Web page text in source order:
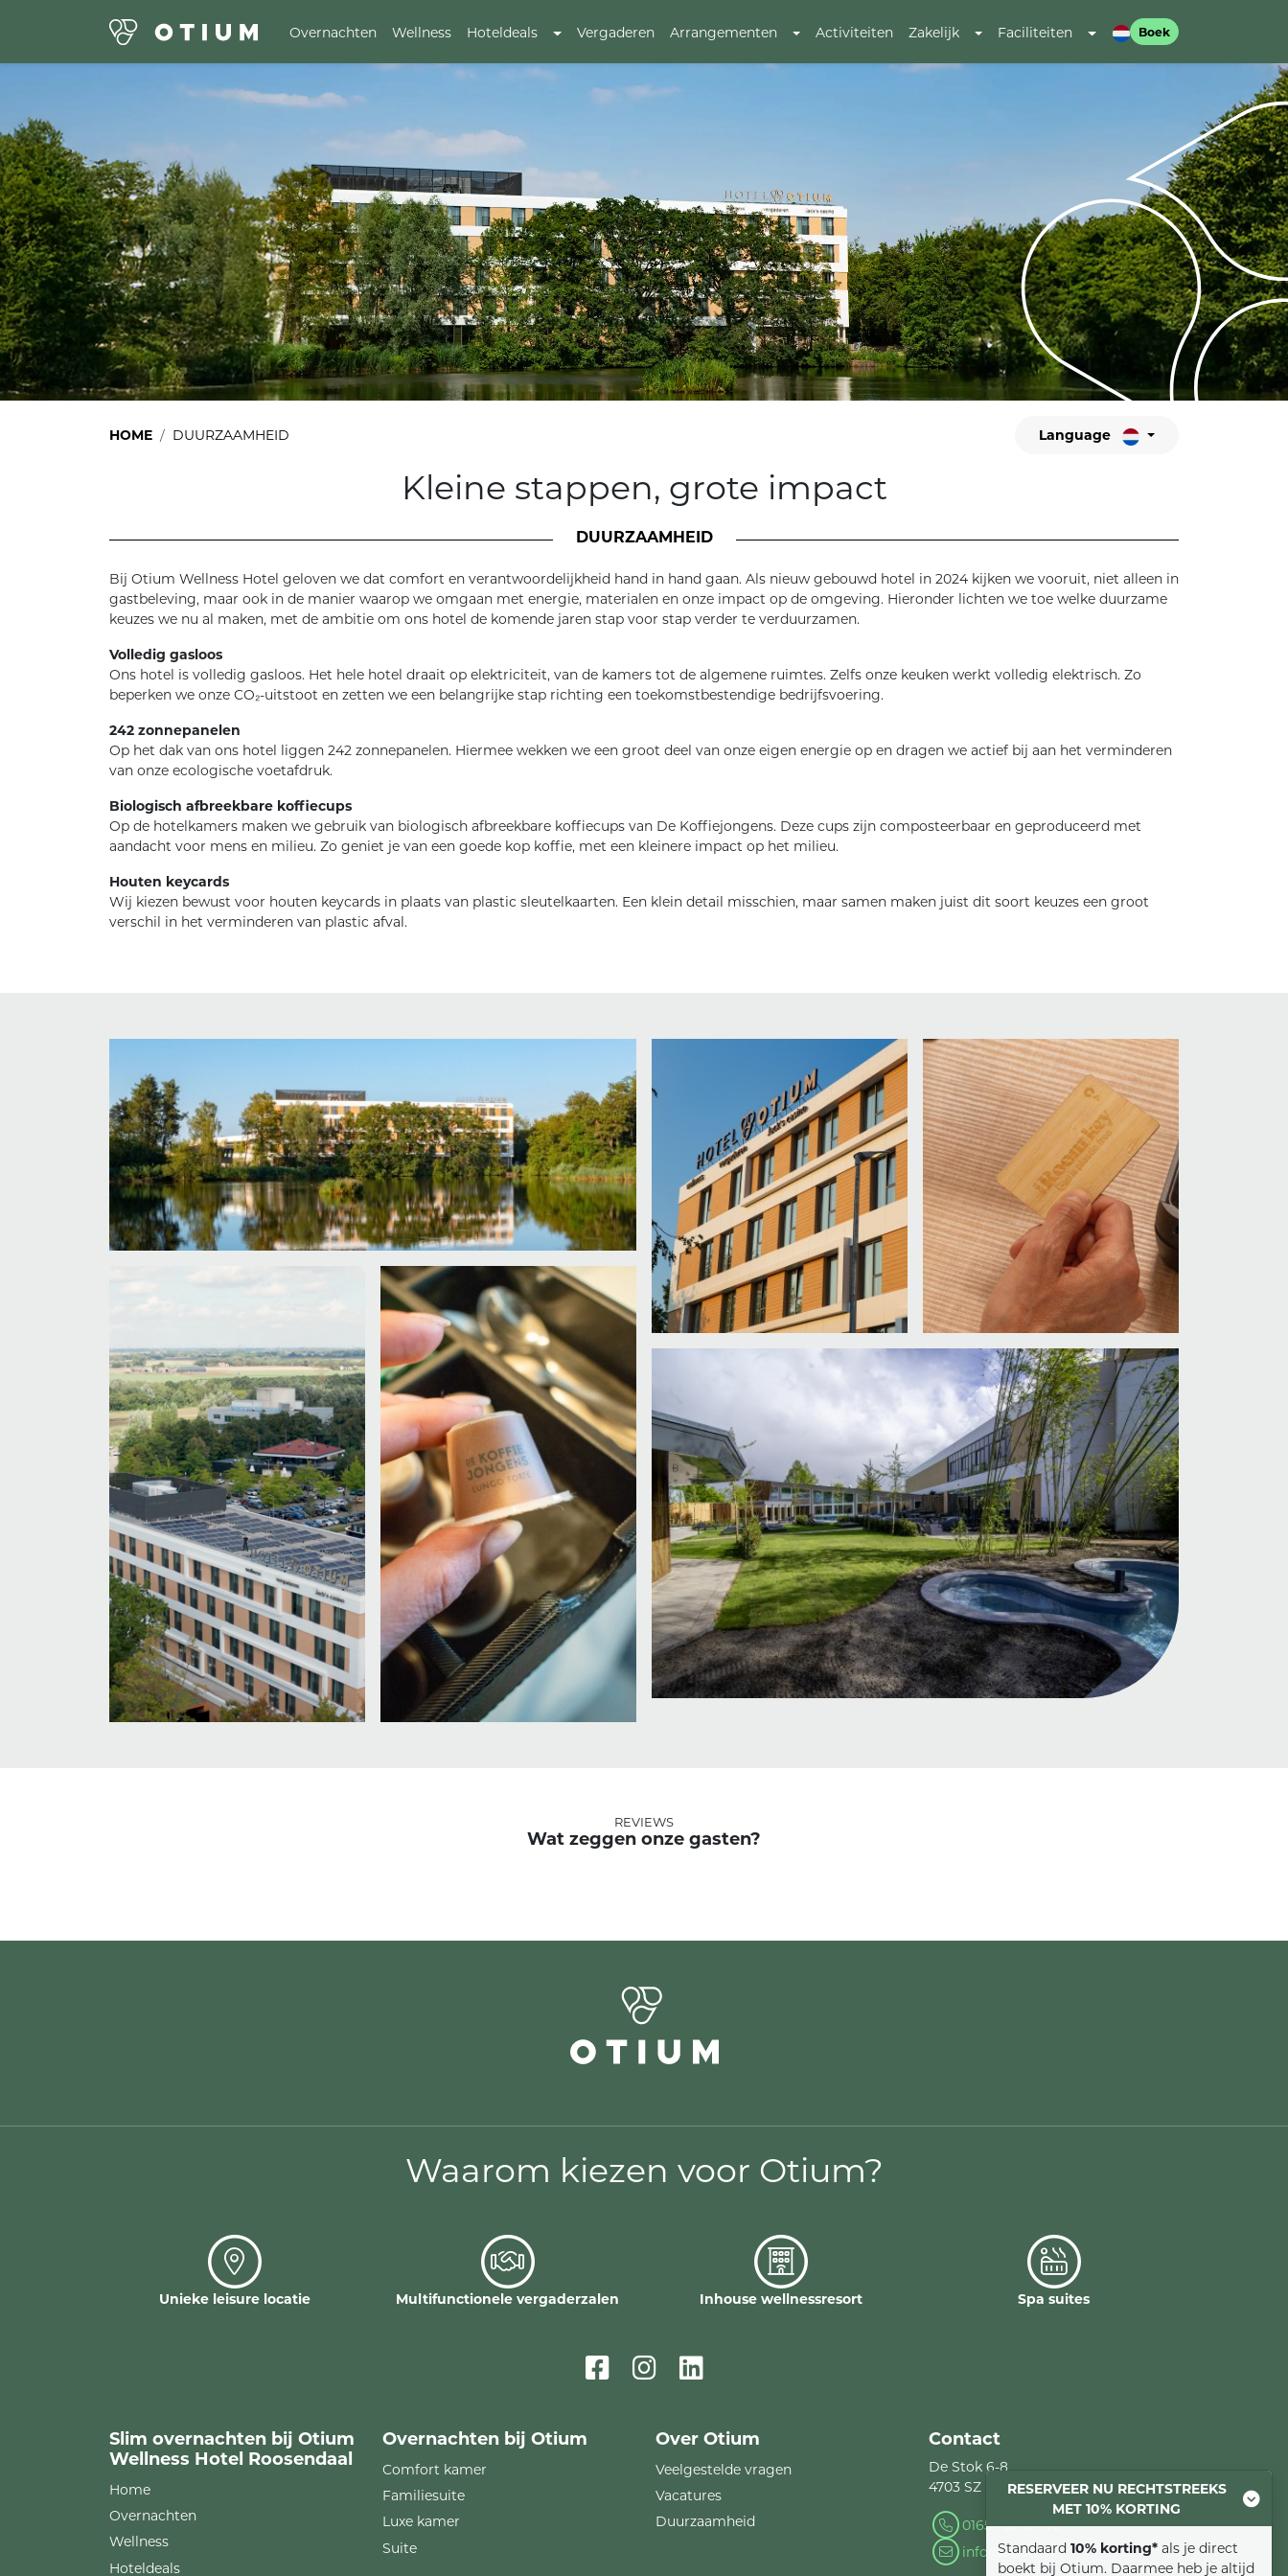
Overnachten Wellness Hoteldeals Vergaderen Arrangementen Activiteiten Zakelijk Faciliteiten Boek
HOME DUURZAAMHEID Language
Kleine stappen, grote impact
DUURZAAMHEID
Bij Otium Wellness Hotel geloven we dat comfort en verantwoordelijkheid hand in hand gaan. Als nieuw gebouwd hotel in 2024 kijken we vooruit, niet alleen in
gastbeleving, maar ook in de manier waarop we omgaan met energie, materialen en onze impact op de omgeving. Hieronder lichten we toe welke duurzame
keuzes we nu al maken, met de ambitie om ons hotel de komende jaren stap voor stap verder te verduurzamen.
Volledig gasloos
Ons hotel is volledig gasloos. Het hele hotel draait op elektriciteit, van de kamers tot de algemene ruimtes. Zelfs onze keuken werkt volledig elektrisch. Zo
beperken we onze CO₂-uitstoot en zetten we een belangrijke stap richting een toekomstbestendige bedrijfsvoering.
242 zonnepanelen
Op het dak van ons hotel liggen 242 zonnepanelen. Hiermee wekken we een groot deel van onze eigen energie op en dragen we actief bij aan het verminderen
van onze ecologische voetafdruk.
Biologisch afbreekbare koffiecups
Op de hotelkamers maken we gebruik van biologisch afbreekbare koffiecups van De Koffiejongens. Deze cups zijn composteerbaar en geproduceerd met
aandacht voor mens en milieu. Zo geniet je van een goede kop koffie, met een kleinere impact op het milieu.
Houten keycards
Wij kiezen bewust voor houten keycards in plaats van plastic sleutelkaarten. Een klein detail misschien, maar samen maken juist dit soort keuzes een groot
verschil in het verminderen van plastic afval.
RESERVEER NU RECHTSTREEKS
MET 10% KORTING
Standaard 10% korting* als je direct
boekt bij Otium. Daarmee heb je altijd
REVIEWS
Wat zeggen onze gasten?
Waarom kiezen voor Otium?
Unieke leisure locatie Multifunctionele vergaderzalen Inhouse wellnessresort Spa suites
Contact
De Stok 6-8
4703 SZ Roosendaal
0165 - 22 34 90
info@otium.nl
Slim overnachten bij Otium
Wellness Hotel Roosendaal
Home
Overnachten
Wellness
Hoteldeals
Overnachten bij Otium
Comfort kamer
Familiesuite
Luxe kamer
Suite
Over Otium
Veelgestelde vragen
Vacatures
Duurzaamheid